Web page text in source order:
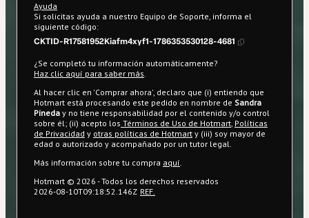
Ayuda
Si solicitas ayuda a nuestro Equipo de Soporte, informa el
siguiente código:
CKTID-R17581952Kiafm4xyf1-1786353530128-4681
¿Se completó tu información automáticamente?
Haz clic aquí para saber más.
Al hacer clic en 'Comprar ahora', declaro que (i) entiendo que
Hotmart está procesando este pedido en nombre de Sandra
Pineda y no tiene responsabilidad por el contenido y/o control
sobre él; (ii) acepto los Términos de Uso de Hotmart, Políticas
de Privacidad y otras políticas de Hotmart y (iii) soy mayor de
edad o autorizado y acompañado por un tutor legal.
Más información sobre tu compra aquí.
Hotmart © 2026 - Todos los derechos reservados
2026-08-10T09:18:52.146Z REF.